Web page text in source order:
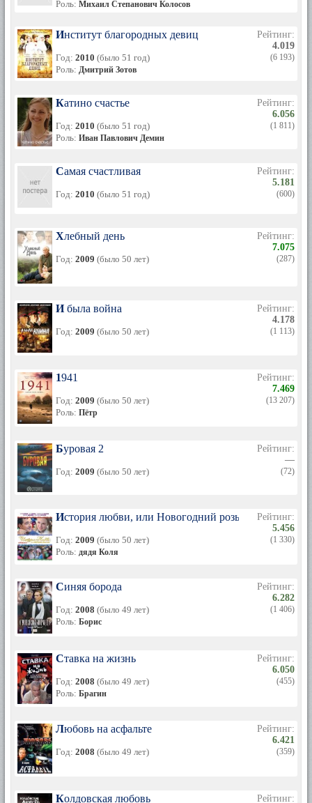
Роль: Михаил Степанович Колосов
Институт благородных девиц
Год: 2010 (было 51 год)
Роль: Дмитрий Зотов
Рейтинг:
4.019
(6 193)
Катино счастье
Год: 2010 (было 51 год)
Роль: Иван Павлович Демин
Рейтинг:
6.056
(1 811)
Самая счастливая
Год: 2010 (было 51 год)
Рейтинг:
5.181
(600)
Хлебный день
Год: 2009 (было 50 лет)
Рейтинг:
7.075
(287)
И была война
Год: 2009 (было 50 лет)
Рейтинг:
4.178
(1 113)
1941
Год: 2009 (было 50 лет)
Роль: Пётр
Рейтинг:
7.469
(13 207)
Буровая 2
Год: 2009 (было 50 лет)
Рейтинг:
—
(72)
История любви, или Новогодний розыгрыш
Год: 2009 (было 50 лет)
Роль: дядя Коля
Рейтинг:
5.456
(1 330)
Синяя борода
Год: 2008 (было 49 лет)
Роль: Борис
Рейтинг:
6.282
(1 406)
Ставка на жизнь
Год: 2008 (было 49 лет)
Роль: Брагин
Рейтинг:
6.050
(455)
Любовь на асфальте
Год: 2008 (было 49 лет)
Рейтинг:
6.421
(359)
Колдовская любовь
Рейтинг: